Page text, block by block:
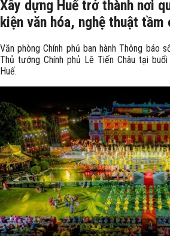
Xây dựng Huế trở thành nơi
kiện văn hóa, nghệ thuật
Văn phòng Chính phủ ban hành Thông báo
Thủ tướng Chính phủ Lê Tiến Châu tại
Huế.